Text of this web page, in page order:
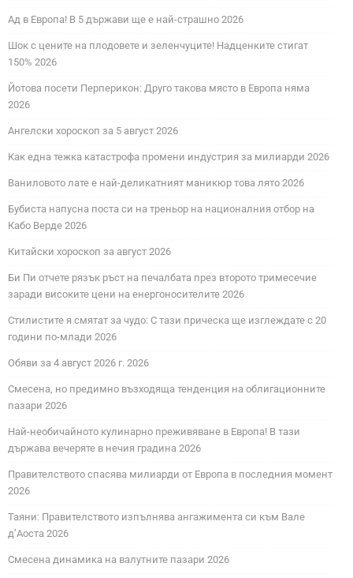
Ад в Европа! В 5 държави ще е най-страшно 2026
Шок с цените на плодовете и зеленчуците! Надценките стигат
150% 2026
Йотова посети Перперикон: Друго такова място в Европа няма
2026
Ангелски хороскоп за 5 август 2026
Как една тежка катастрофа промени индустрия за милиарди 2026
Ваниловото лате е най-деликатният маникюр това лято 2026
Бубиста напусна поста си на треньор на националния отбор на
Кабо Верде 2026
Китайски хороскоп за август 2026
Би Пи отчете рязък ръст на печалбата през второто тримесечие
заради високите цени на енергоносителите 2026
Стилистите я смятат за чудо: С тази прическа ще изглеждате с 20
години по-млади 2026
Обяви за 4 август 2026 г. 2026
Смесена, но предимно възходяща тенденция на облигационните
пазари 2026
Най-необичайното кулинарно преживяване в Европа! В тази
държава вечеряте в нечия градина 2026
Правителството спасява милиарди от Европа в последния момент
2026
Таяни: Правителството изпълнява ангажимента си към Вале
д’Аоста 2026
Смесена динамика на валутните пазари 2026